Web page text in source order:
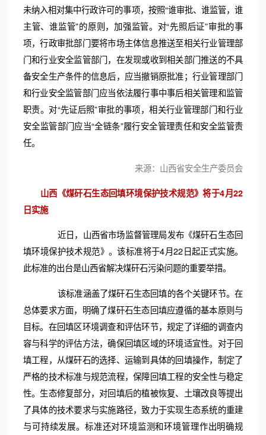
未纳入相对集中行政许可的事项，按照“谁审批、谁监管，谁
主管、谁监管”的原则，加强监管。对“先照后证”审批的事
项，行政审批部门要将市场主体信息推送至相关行业管理部
门和行业安全监管部门，在发现或收到相关部门推送的不具
备安全生产条件的信息后，应当撤销原批准；行业管理部门
和行业安全监管部门应当依法履行事中事后相关管理和监管
职责。对“先证后照”审批的事项，相关行业管理部门和行业
安全监管部门应当“全链条”履行安全管理责任和安全监管责
任。
来源：山西省安全生产委员会
山西《煤矸石生态回填环境保护技术规范》将于4月22
日实施
近日，山西省市场监督管理局发布《煤矸石生态回
填环境保护技术规范》。该标准将于4月22日起正式实施。
此标准的出台是山西省解决煤矸石污染问题的重要举措。
该标准涵盖了煤矸石生态回填的各个关键环节。在
总体要求方面，明确了煤矸石生态回填应遵循的基本原则与
目标。在回填区环境调查和评估环节，规定了详细的调查内
容与科学的评估方法，确保回填区域的环境适宜性。对于回
填工程，从煤矸石的选择、运输到具体的回填操作，制定了
严格的技术标准与规范流程，保障回填工程的安全性与稳定
性。生态修复部分，对回填后的植被恢复、土壤改良等提出
了具体的技术要求与实施路径，致力于实现生态系统的重建
与可持续发展。标准还对环境监测和环境管理作出明确规